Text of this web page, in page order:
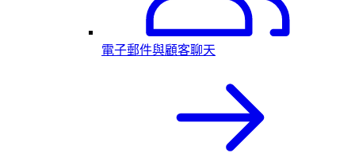
電子郵件與顧客聊天